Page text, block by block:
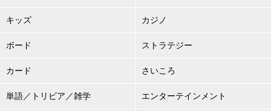
キッズ カジノ
ボード ストラテジー
カード さいころ
単語／トリビア／雑学 エンターテインメント